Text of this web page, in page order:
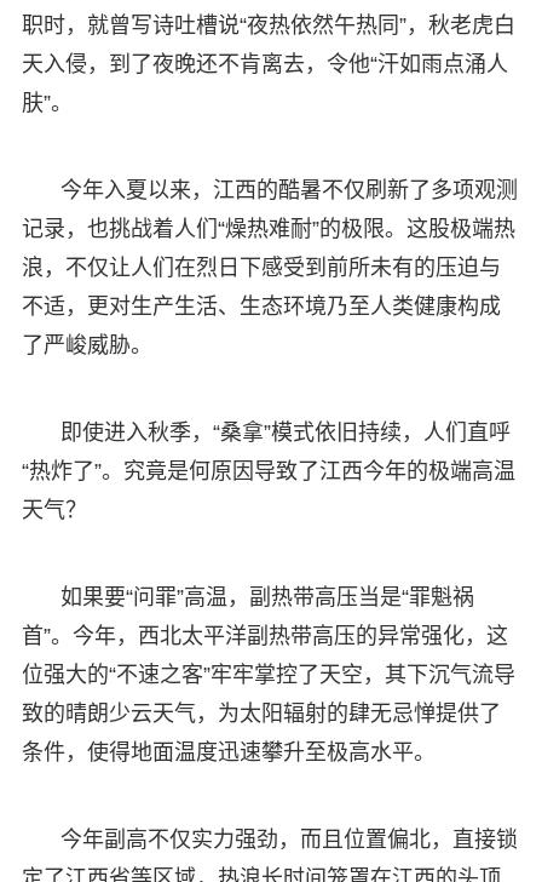
职时，就曾写诗吐槽说“夜热依然午热同”，秋老虎白
天入侵，到了夜晚还不肯离去，令他“汗如雨点涌人
肤”。
今年入夏以来，江西的酷暑不仅刷新了多项观测
记录，也挑战着人们“燥热难耐”的极限。这股极端热
浪，不仅让人们在烈日下感受到前所未有的压迫与
不适，更对生产生活、生态环境乃至人类健康构成
了严峻威胁。
即使进入秋季，“桑拿”模式依旧持续，人们直呼
“热炸了”。究竟是何原因导致了江西今年的极端高温
天气？
如果要“问罪”高温，副热带高压当是“罪魁祸
首”。今年，西北太平洋副热带高压的异常强化，这
位强大的“不速之客”牢牢掌控了天空，其下沉气流导
致的晴朗少云天气，为太阳辐射的肆无忌惮提供了
条件，使得地面温度迅速攀升至极高水平。
今年副高不仅实力强劲，而且位置偏北，直接锁